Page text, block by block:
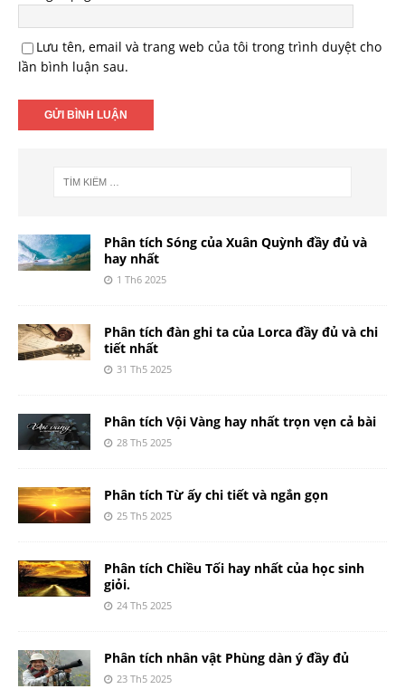
Lưu tên, email và trang web của tôi trong trình duyệt cho
lần bình luận sau.
Phân tích Sóng của Xuân Quỳnh đầy đủ và
hay nhất
1 Th6 2025
Phân tích đàn ghi ta của Lorca đầy đủ và chi
tiết nhất
31 Th5 2025
Phân tích Vội Vàng hay nhất trọn vẹn cả bài
28 Th5 2025
Phân tích Từ ấy chi tiết và ngắn gọn
25 Th5 2025
Phân tích Chiều Tối hay nhất của học sinh
giỏi.
24 Th5 2025
Phân tích nhân vật Phùng dàn ý đầy đủ
23 Th5 2025